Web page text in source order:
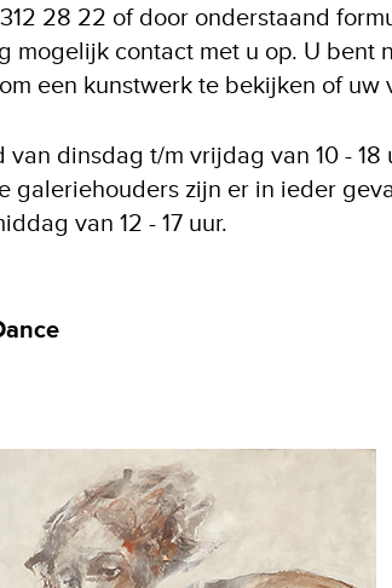
28 22 of door onderstaand
mogelijk contact met u op. U bent
een kunstwerk te bekijken of uw
dinsdag t/m vrijdag van 10 - 18
galeriehouders zijn er in ieder
van 12 - 17 uur.